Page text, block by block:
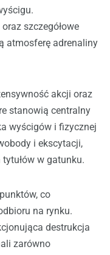
szczegółowe
atmosferę adrenaliny
akcji oraz
stanowią centralny
wyścigów i fizycznej
i ekscytacji,
w gatunku.
co
na rynku.
destrukcja
zarówno